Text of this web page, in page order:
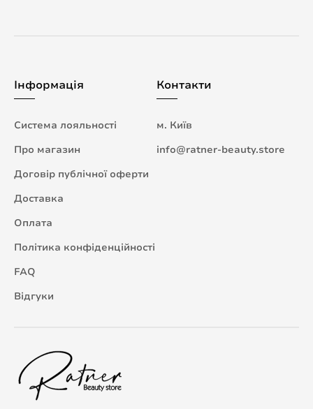
Інформація
Система лояльності
Про магазин
Договір публічної оферти
Доставка
Оплата
Політика конфіденційності
FAQ
Відгуки
Контакти
м. Київ
info@ratner-beauty.store